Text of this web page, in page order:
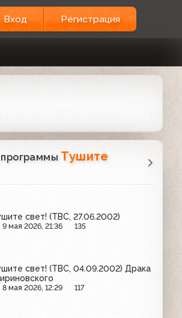
Вход Регистрация
Тушите
свет! (ТВС, 27.06.2002)
9 мая 2026, 21:36 135
свет! (ТВС, 04.09.2002) Драка
8 мая 2026, 12:29 117